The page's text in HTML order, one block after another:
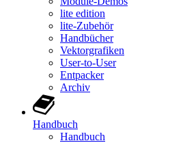
lite edition
lite-Zubehör
Handbücher
Vektorgrafiken
User-to-User
Entpacker
Archiv
Handbuch
Handbuch